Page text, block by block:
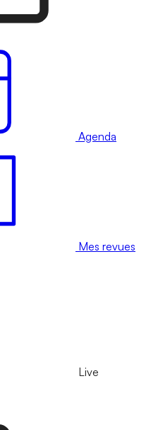
Agenda
Mes revues
Live